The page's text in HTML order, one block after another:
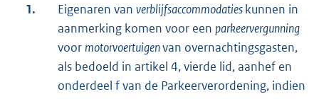
1.
Eigenaren van verblijfsaccommodatieskunnen in
aanmerking komen voor een parkeervergunning
voor motorvoertuigenvan overnachtingsgasten,
als bedoeld in artikel 4, vierde lid, aanhef en
onderdeel f van de Parkeerverordening, indien